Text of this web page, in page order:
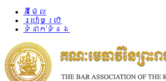
អ៊ីម៉ែល
របៀបប្រើ
ទំនាក់ទំនង